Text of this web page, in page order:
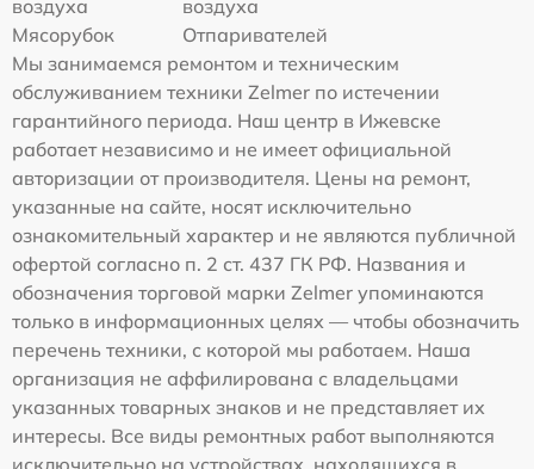
воздуха
воздуха
Мясорубок
Отпаривателей
Мы занимаемся ремонтом и техническим
обслуживанием техники Zelmer по истечении
гарантийного периода. Наш центр в Ижевске
работает независимо и не имеет официальной
авторизации от производителя. Цены на ремонт,
указанные на сайте, носят исключительно
ознакомительный характер и не являются публичной
офертой согласно п. 2 ст. 437 ГК РФ. Названия и
обозначения торговой марки Zelmer упоминаются
только в информационных целях — чтобы обозначить
перечень техники, с которой мы работаем. Наша
организация не аффилирована с владельцами
указанных товарных знаков и не представляет их
интересы. Все виды ремонтных работ выполняются
исключительно на устройствах, находящихся в